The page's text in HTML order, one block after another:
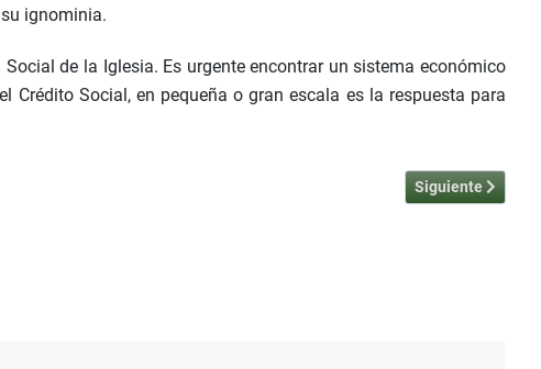
ignominia.
de la Iglesia. Es urgente encontrar un sistema económico
Crédito Social, en pequeña o gran escala es la respuesta para
Artículo
Siguiente